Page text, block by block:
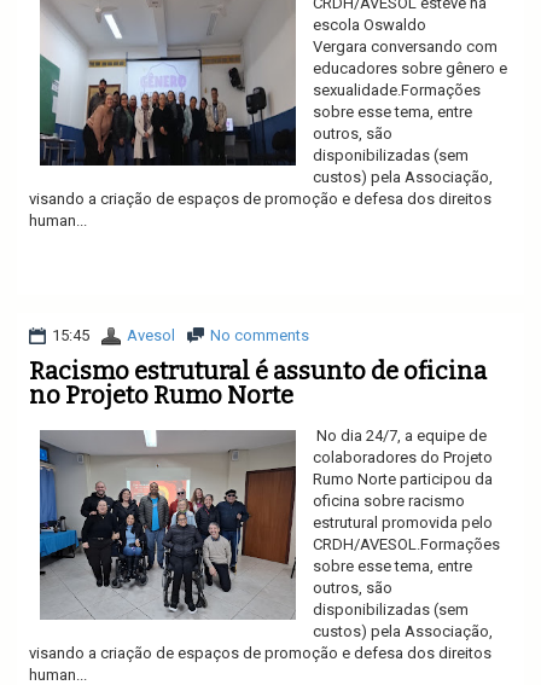
escola Oswaldo
Vergara conversando com
educadores sobre gênero e
sexualidade.Formações
sobre esse tema, entre
outros, são
disponibilizadas (sem
custos) pela Associação,
visando a criação de espaços de promoção e defesa dos direitos
human...
15:45 Avesol No comments
Racismo estrutural é assunto de oficina
no Projeto Rumo Norte
No dia 24/7, a equipe de
colaboradores do Projeto
Rumo Norte participou da
oficina sobre racismo
estrutural promovida pelo
CRDH/AVESOL.Formações
sobre esse tema, entre
outros, são
disponibilizadas (sem
custos) pela Associação,
visando a criação de espaços de promoção e defesa dos direitos
human...